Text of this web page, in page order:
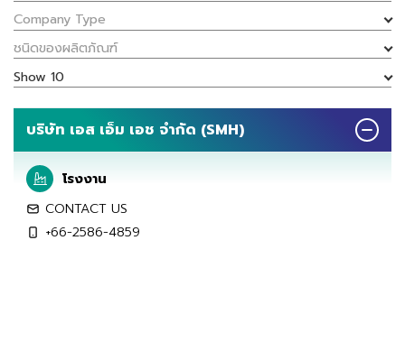
Company Type
ชนิดของผลิตภัณฑ์
Show 10
บริษัท เอส เอ็ม เอช จำกัด (SMH)
โรงงาน
CONTACT US
+66-2586-4859